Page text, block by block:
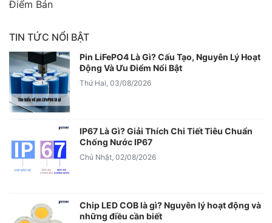
Điểm Bán
TIN TỨC NỔI BẬT
Pin LiFePO4 Là Gì? Cấu Tạo, Nguyên Lý Hoạt
Động Và Ưu Điểm Nổi Bật
Thứ Hai, 03/08/2026
IP67 Là Gì? Giải Thích Chi Tiết Tiêu Chuẩn
Chống Nước IP67
Chủ Nhật, 02/08/2026
Chip LED COB là gì? Nguyên lý hoạt động và
những điều cần biết